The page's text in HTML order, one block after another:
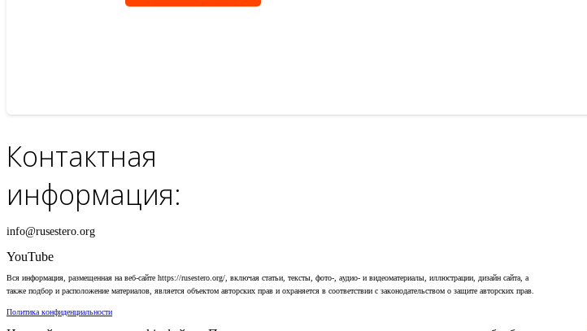
Контактная
информация:
info@rusestero.org
YouTube
Вся информация, размещенная на веб-сайте https://rusestero.org/, включая статьи, тексты, фото-, аудио- и видеоматериалы, иллюстрации, дизайн сайта, а
также подбор и расположение материалов, является объектом авторских прав и охраняется в соответствии с законодательством о защите авторских прав.
Политика конфиденциальности